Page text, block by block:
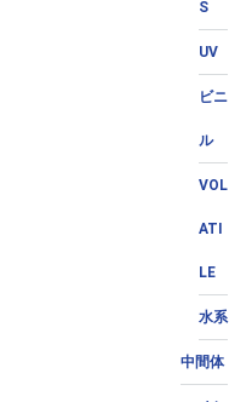
S
UV
ビニ
ル
VOL
ATI
LE
水系
中間体